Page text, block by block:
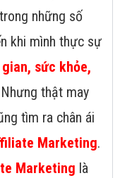
những số
khi mình thực sự
sức khỏe,
thật may
tìm ra chân ái
Marketing.
Marketing là